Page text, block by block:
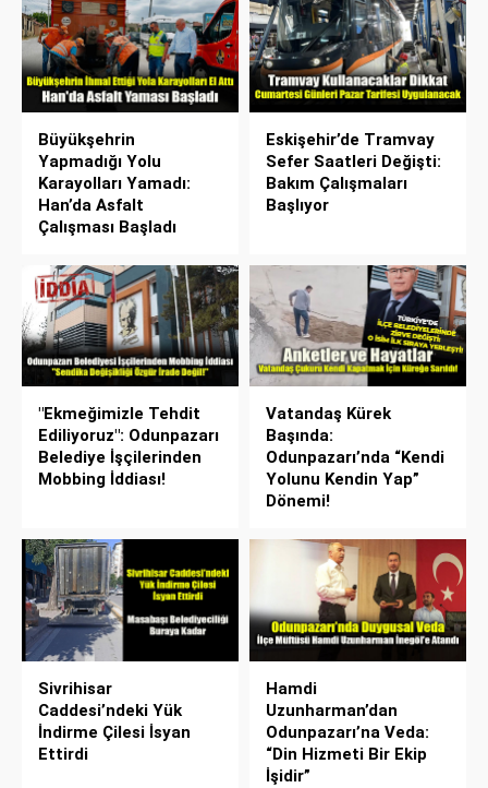
Büyükşehrin
Yapmadığı Yolu
Karayolları Yamadı:
Han’da Asfalt
Çalışması Başladı
Eskişehir’de Tramvay
Sefer Saatleri Değişti:
Bakım Çalışmaları
Başlıyor
"Ekmeğimizle Tehdit
Ediliyoruz": Odunpazarı
Belediye İşçilerinden
Mobbing İddiası!
Vatandaş Kürek
Başında:
Odunpazarı’nda “Kendi
Yolunu Kendin Yap”
Dönemi!
Sivrihisar
Caddesi’ndeki Yük
İndirme Çilesi İsyan
Ettirdi
Hamdi
Uzunharman’dan
Odunpazarı’na Veda:
“Din Hizmeti Bir Ekip
İşidir”